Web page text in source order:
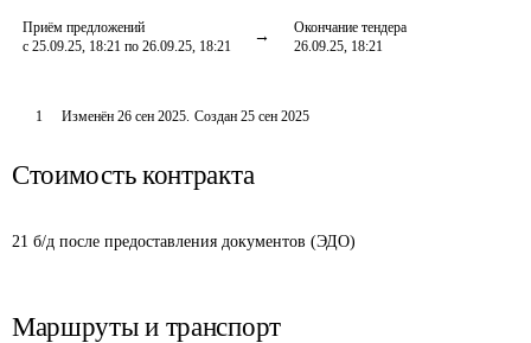
Приём предложений
с 25.09.25, 18:21 по 26.09.25, 18:21
Окончание тендера
26.09.25, 18:21
1 Изменён 26 сен 2025. Создан 25 сен 2025
Стоимость контракта
21 б/д после предоставления документов (ЭДО)
Маршруты и транспорт